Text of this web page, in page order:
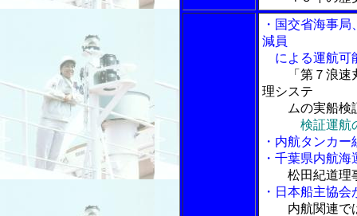
・国交省海事
減員
による運航可
「第７浪
理システ
ムの実船検
検証運航
・内航タンカ
・千葉県内航
松田紀道理
・日本船主協
内航関連で